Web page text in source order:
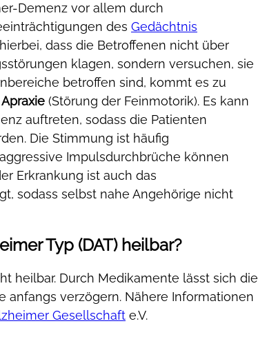
Demenz vor allem durch
des Gedächtnis
dass die Betroffenen nicht über
klagen, sondern versuchen, sie
betroffen sind, kommt es zu
Apraxie (Störung der Feinmotorik). Es kann
auftreten, sodass die Patienten
Die Stimmung ist häufig
Impulsdurchbrüche können
Erkrankung ist auch das
sodass selbst nahe Angehörige nicht
Typ (DAT) heilbar?
heilbar. Durch Medikamente lässt sich die
anfangs verzögern. Nähere Informationen
Gesellschaft e.V.